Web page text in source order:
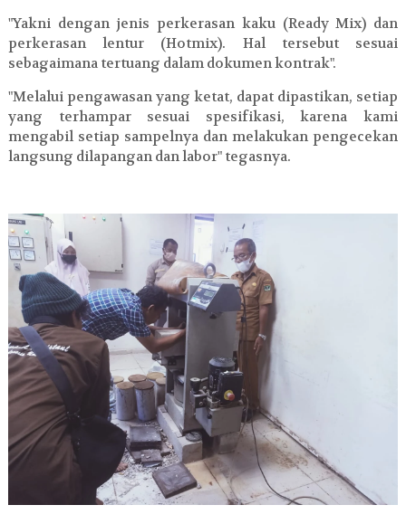
"Yakni dengan jenis perkerasan kaku (Ready Mix) dan
perkerasan lentur (Hotmix). Hal tersebut sesuai
sebagaimana tertuang dalam dokumen kontrak".
"Melalui pengawasan yang ketat, dapat dipastikan, setiap
yang terhampar sesuai spesifikasi, karena kami
mengabil setiap sampelnya dan melakukan pengecekan
langsung dilapangan dan labor" tegasnya.